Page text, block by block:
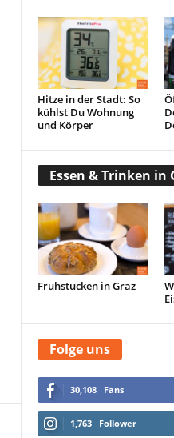
Hitze in der Stadt: So
kühlst Du Wohnung
und Körper
Essen & Trinken in
Frühstücken in Graz
Folge uns
30,108 Fans
1,763 Follower